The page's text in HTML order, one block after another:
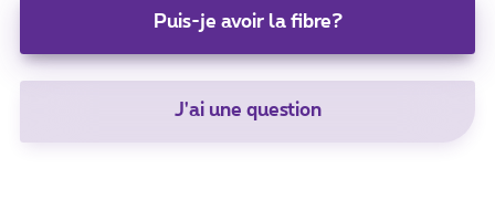
Puis-je avoir la fibre?
J'ai une question